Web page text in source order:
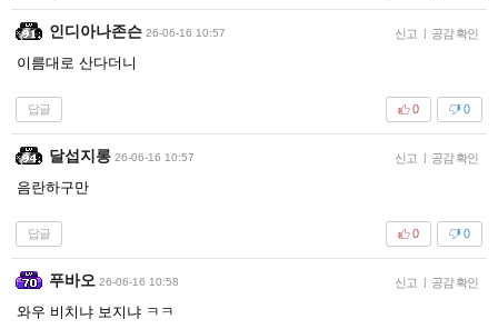
인디아나존슨 26-06-16 10:57 신고 | 공감 확인
이름대로 산다더니
답글 0
0
달섭지롱 26-06-16 10:57 신고 | 공감 확인
음란하구만
답글 0
0
푸바오 26-06-16 10:58 신고 | 공감 확인
와우 비치냐 보지냐 ㅋㅋ